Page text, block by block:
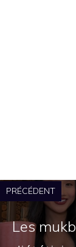
PRÉCÉDENT
Les